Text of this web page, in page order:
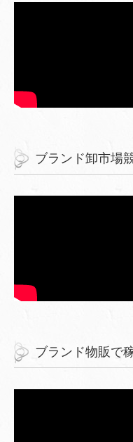
ブランド卸市場
ブランド物販で